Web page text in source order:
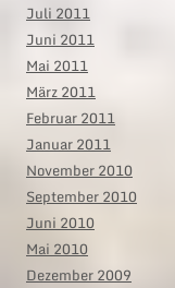
Juli 2011
Juni 2011
Mai 2011
März 2011
Februar 2011
Januar 2011
November 2010
September 2010
Juni 2010
Mai 2010
Dezember 2009